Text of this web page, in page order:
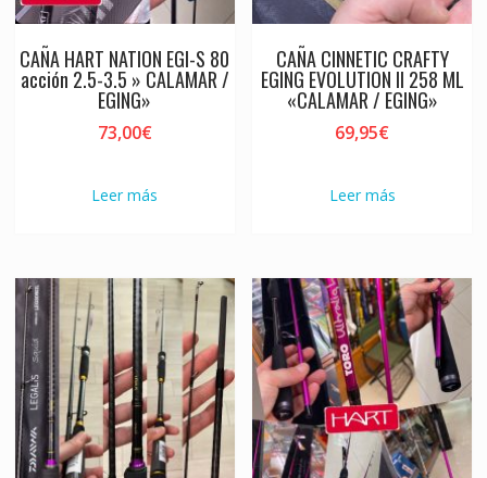
CAÑA HART NATION EGI-S 80
acción 2.5-3.5 » CALAMAR /
EGING»
73,00€
Leer más
CAÑA CINNETIC CRAFTY
EGING EVOLUTION II 258 ML
«CALAMAR / EGING»
69,95€
Leer más